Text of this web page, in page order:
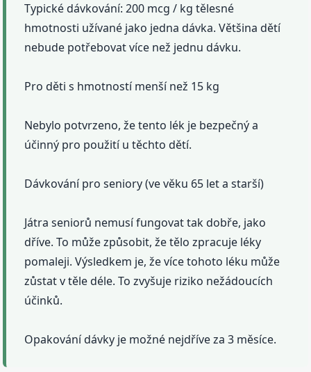
Typické dávkování: 200 mcg / kg tělesné
hmotnosti užívané jako jedna dávka. Většina dětí
nebude potřebovat více než jednu dávku.
Pro děti s hmotností menší než 15 kg
Nebylo potvrzeno, že tento lék je bezpečný a
účinný pro použití u těchto dětí.
Dávkování pro seniory (ve věku 65 let a starší)
Játra seniorů nemusí fungovat tak dobře, jako
dříve. To může způsobit, že tělo zpracuje léky
pomaleji. Výsledkem je, že více tohoto léku může
zůstat v těle déle. To zvyšuje riziko nežádoucích
účinků.
Opakování dávky je možné nejdříve za 3 měsíce.